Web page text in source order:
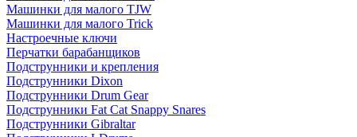
Машинки для малого TJW
Машинки для малого Trick
Настроечные ключи
Перчатки барабанщиков
Подструнники и крепления
Подструнники Dixon
Подструнники Drum Gear
Подструнники Fat Cat Snappy Snares
Подструнники Gibraltar